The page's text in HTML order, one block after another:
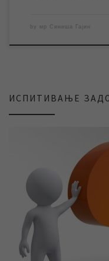
by мр Синиша Гајин
ИСПИТИВАЊЕ